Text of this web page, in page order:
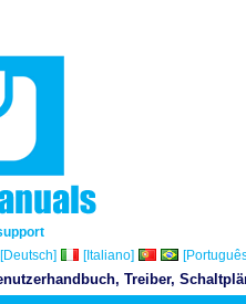
[Deutsch] [Italiano]
Treiber,